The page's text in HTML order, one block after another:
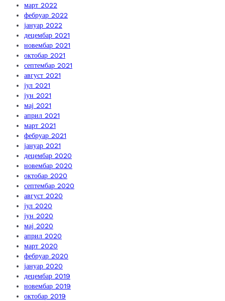
март 2022
фебруар 2022
јануар 2022
децембар 2021
новембар 2021
октобар 2021
септембар 2021
август 2021
јул 2021
јун 2021
мај 2021
април 2021
март 2021
фебруар 2021
јануар 2021
децембар 2020
новембар 2020
октобар 2020
септембар 2020
август 2020
јул 2020
јун 2020
мај 2020
април 2020
март 2020
фебруар 2020
јануар 2020
децембар 2019
новембар 2019
октобар 2019